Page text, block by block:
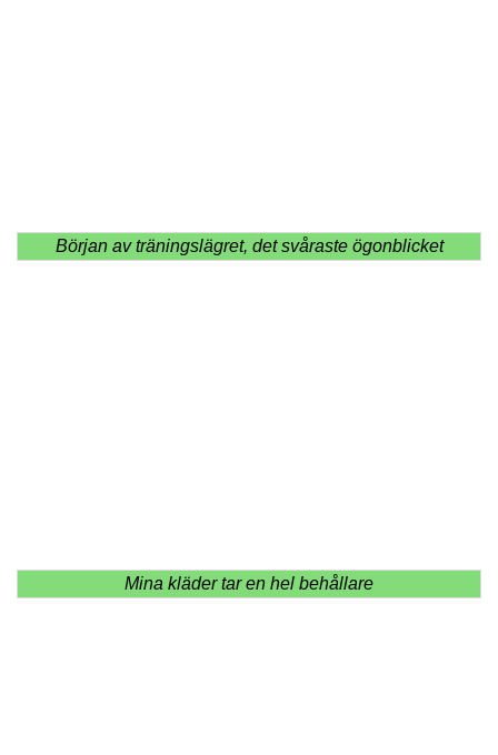
Början av träningslägret, det svåraste ögonblicket
Mina kläder tar en hel behållare